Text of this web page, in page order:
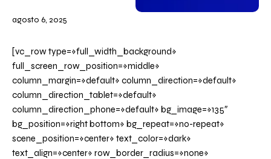
agosto 6, 2025
[vc_row type=»full_width_background»
full_screen_row_position=»middle»
column_margin=»default» column_direction=»default»
column_direction_tablet=»default»
column_direction_phone=»default» bg_image=»135″
bg_position=»right bottom» bg_repeat=»no-repeat»
scene_position=»center» text_color=»dark»
text_align=»center» row_border_radius=»none»